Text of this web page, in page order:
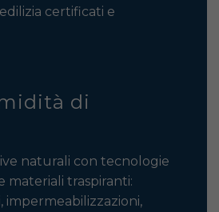
certificati e
di
naturali con tecnologie
materiali traspiranti:
impermeabilizzazioni,